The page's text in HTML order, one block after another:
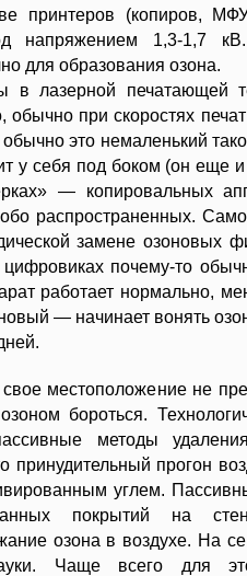
принтеров (копиров,
напряжением 1,3-1,7
для образования озона.
в лазерной печатающей
при скоростях
это немаленький
у себя под боком (он еще
— копировальных
распространенных.
замене озоновых
цифровиках почему-то
работает нормально,
— начинает вонять
местоположение не
бороться.
методы
принудительный прогон
углем.
покрытий на
озона в воздухе. На
Чаще всего для